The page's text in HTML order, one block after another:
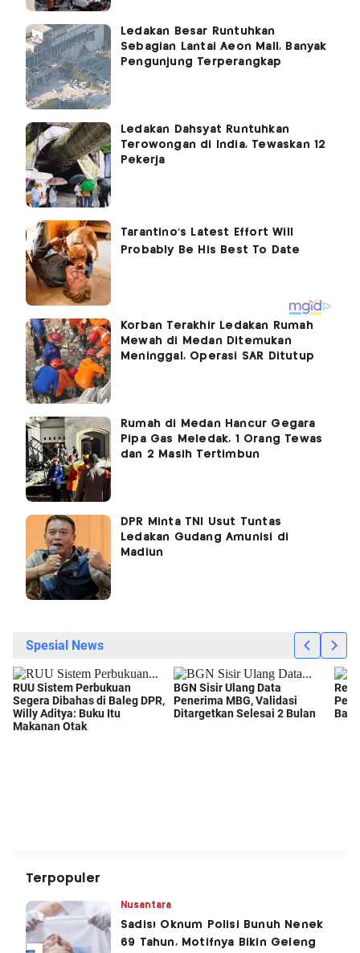
Ledakan Besar Runtuhkan
Sebagian Lantai Aeon Mall, Banyak
Pengunjung Terperangkap
Ledakan Dahsyat Runtuhkan
Terowongan di India, Tewaskan 12
Pekerja
Korban Terakhir Ledakan Rumah
Mewah di Medan Ditemukan
Meninggal, Operasi SAR Ditutup
Rumah di Medan Hancur Gegara
Pipa Gas Meledak, 1 Orang Tewas
dan 2 Masih Tertimbun
DPR Minta TNI Usut Tuntas
Ledakan Gudang Amunisi di
Madiun
Terpopuler
Nusantara
Sadis! Oknum Polisi Bunuh Nenek
69 Tahun, Motifnya Bikin Geleng